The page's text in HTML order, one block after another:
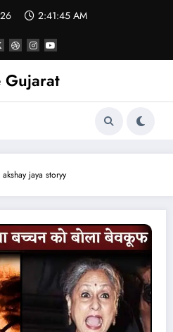
2:41:46 AM
Gujarat
akshay jaya storyy